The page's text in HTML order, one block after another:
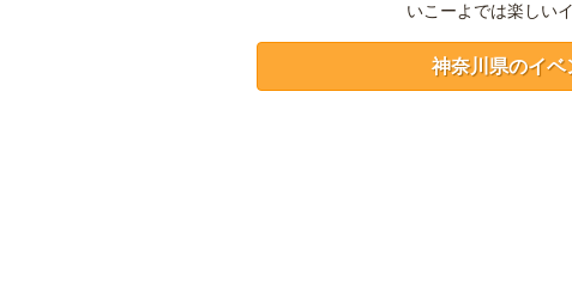
いこーよでは楽しい
神奈川県のイ